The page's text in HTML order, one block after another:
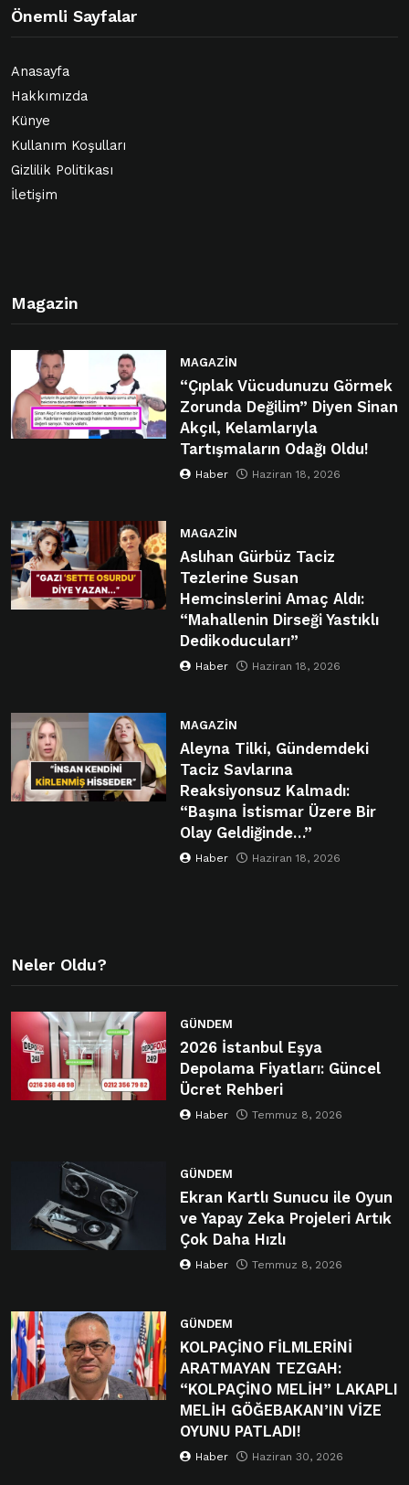
Önemli Sayfalar
Anasayfa
Hakkımızda
Künye
Kullanım Koşulları
Gizlilik Politikası
İletişim
Magazin
MAGAZIN
“Çıplak Vücudunuzu Görmek
Zorunda Değilim” Diyen Sinan
Akçıl, Kelamlarıyla
Tartışmaların Odağı Oldu!
Haber Haziran 18, 2026
MAGAZIN
Aslıhan Gürbüz Taciz
Tezlerine Susan
Hemcinslerini Amaç Aldı:
“Mahallenin Dirseği Yastıklı
Dedikoducuları”
Haber Haziran 18, 2026
MAGAZIN
Aleyna Tilki, Gündemdeki
Taciz Savlarına
Reaksiyonsuz Kalmadı:
“Başına İstismar Üzere Bir
Olay Geldiğinde…”
Haber Haziran 18, 2026
Neler Oldu?
GÜNDEM
2026 İstanbul Eşya
Depolama Fiyatları: Güncel
Ücret Rehberi
Haber Temmuz 8, 2026
GÜNDEM
Ekran Kartlı Sunucu ile Oyun
ve Yapay Zeka Projeleri Artık
Çok Daha Hızlı
Haber Temmuz 8, 2026
GÜNDEM
KOLPAÇİNO FİLMLERİNİ
ARATMAYAN TEZGAH:
“KOLPAÇİNO MELİH” LAKAPLI
MELİH GÖĞEBAKAN’IN VİZE
OYUNU PATLADI!
Haber Haziran 30, 2026